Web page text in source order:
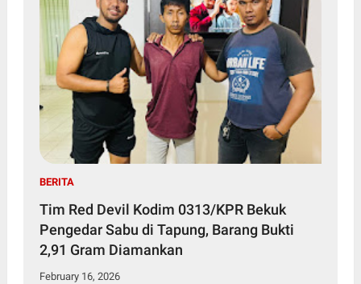
BERITA
Tim Red Devil Kodim 0313/KPR Bekuk
Pengedar Sabu di Tapung, Barang Bukti
2,91 Gram Diamankan
February 16, 2026